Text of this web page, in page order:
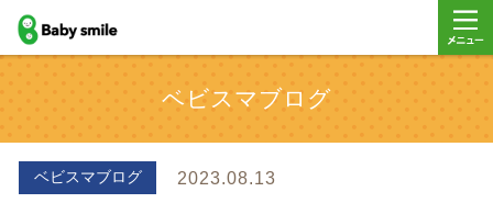
baby smile
ベビスマブログ
ベビスマブログ 2023.08.13